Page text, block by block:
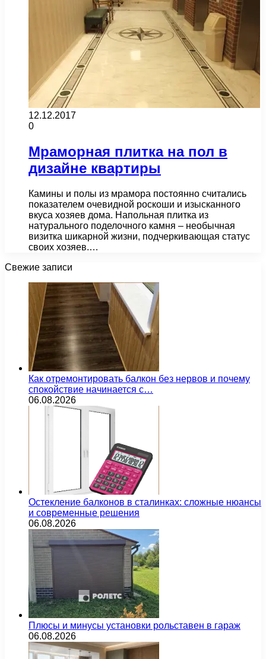
12.12.2017
0
Мраморная плитка на пол в
дизайне квартиры
Камины и полы из мрамора постоянно считались
показателем очевидной роскоши и изысканного
вкуса хозяев дома. Напольная плитка из
натурального поделочного камня – необычная
визитка шикарной жизни, подчеркивающая статус
своих хозяев.…
Свежие записи
Как отремонтировать балкон без нервов и почему
спокойствие начинается с…
06.08.2026
Остекление балконов в сталинках: сложные нюансы
и современные решения
06.08.2026
Плюсы и минусы установки рольставен в гараж
06.08.2026